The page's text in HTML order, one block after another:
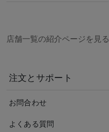
店舗一覧の紹介ページを見る
注文とサポート
お問合わせ
よくある質問